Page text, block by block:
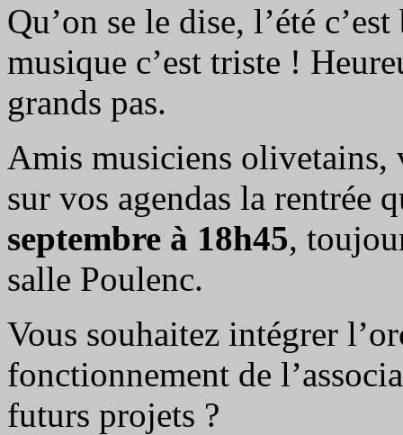
Qu’on se le dise, l’été
musique c’est triste !
grands pas.
Amis musiciens olivetains,
sur vos agendas la rentrée
septembre à 18h45,
salle Poulenc.
Vous souhaitez intégrer
fonctionnement de
futurs projets ?